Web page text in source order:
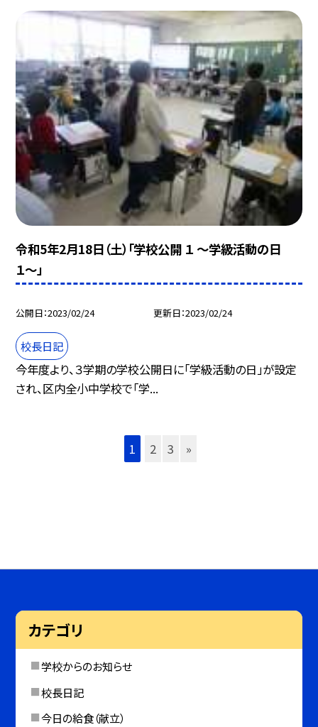
令和5年2月18日（土）「学校公開 １ 〜学級活動の日
１〜」
公開日 2023/02/24 更新日 2023/02/24
校長日記
今年度より、３学期の学校公開日に「学級活動の日」が設定
され、区内全小中学校で「学...
1 2 3 »
カテゴリ
学校からのお知らせ
校長日記
今日の給食（献立）